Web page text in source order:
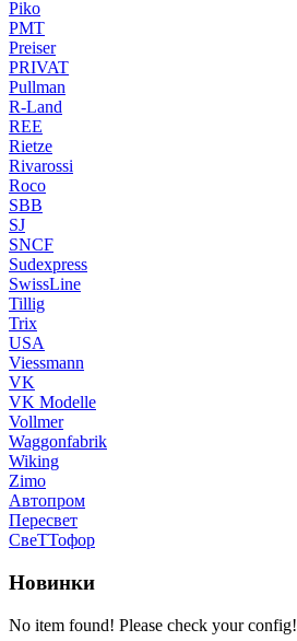
Piko
PMT
Preiser
PRIVAT
Pullman
R-Land
REE
Rietze
Rivarossi
Roco
SBB
SJ
SNCF
Sudexpress
SwissLine
Tillig
Trix
USA
Viessmann
VK
VK Modelle
Vollmer
Waggonfabrik
Wiking
Zimo
Автопром
Пересвет
СвеТТофор
Новинки
No item found! Please check your config!